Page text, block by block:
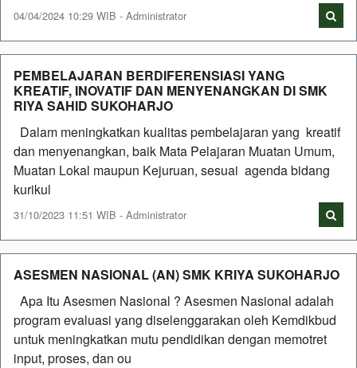
04/04/2024 10:29 WIB - Administrator
PEMBELAJARAN BERDIFERENSIASI YANG
KREATIF, INOVATIF DAN MENYENANGKAN DI SMK
RIYA SAHID SUKOHARJO
Dalam meningkatkan kualitas pembelajaran yang kreatif
dan menyenangkan, baik Mata Pelajaran Muatan Umum,
Muatan Lokal maupun Kejuruan, sesuai agenda bidang
kurikul
31/10/2023 11:51 WIB - Administrator
ASESMEN NASIONAL (AN) SMK KRIYA SUKOHARJO
Apa Itu Asesmen Nasional ? Asesmen Nasional adalah
program evaluasi yang diselenggarakan oleh Kemdikbud
untuk meningkatkan mutu pendidikan dengan memotret
input, proses, dan ou